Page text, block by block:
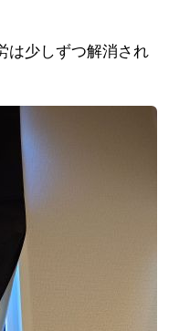
は少しずつ解消され